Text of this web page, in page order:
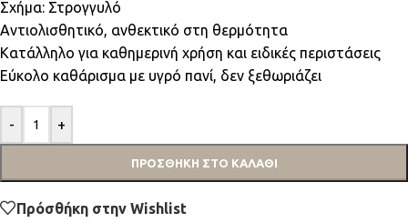
Σχήμα: Στρογγυλό
Αντιολισθητικό, ανθεκτικό στη θερμότητα
Κατάλληλο για καθημερινή χρήση και ειδικές περιστάσεις
Εύκολο καθάρισμα με υγρό πανί, δεν ξεθωριάζει
- +
ΠΡΟΣΘΉΚΗ ΣΤΟ ΚΑΛΆΘΙ
Πρόσθήκη στην Wishlist